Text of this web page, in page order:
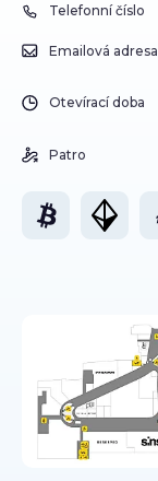
Telefonní číslo
Emailová adresa
Otevírací doba
Patro